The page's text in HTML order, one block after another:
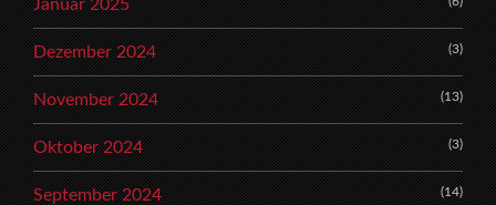
Januar 2025
Dezember 2024 (3)
November 2024 (13)
Oktober 2024 (3)
September 2024 (14)